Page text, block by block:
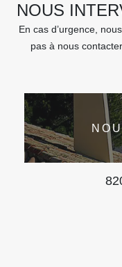
NOUS
En cas d’urgence,
pas à nous